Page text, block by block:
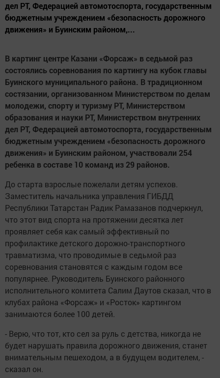
дел РТ, Федерацией автомотоспорта, государственным
бюджетным учреждением «безопасность дорожного
движения» и Буинским районом,...
В картинг центре Казани «Форсаж» в седьмой раз
состоялись соревнования по картингу на кубок главы
Буинского муниципального района. В традиционном
состязании, организованном Министерством по делам
молодежи, спорту и туризму РТ, Министерством
образования и науки РТ, Министерством внутренних
дел РТ, Федерацией автомотоспорта, государственным
бюджетным учреждением «безопасность дорожного
движения» и Буинским районом, участвовали 254
ребенка в составе 10 команд из 29 районов.
До старта взрослые пожелали детям успехов.
Заместитель начальника управления ГИБДД
Республики Татарстан Радик Рамазанов подчеркнул,
что этот вид спорта на протяжении десятка лет
проявляет себя как самый эффективный по
профилактике детского дорожно-транспортного
травматизма, что проводимые в седьмой раз
соревнования становятся с каждым годом все
популярнее. Руководитель Буинского районного
исполнительного комитета Салим Даутов сказал, что в
клубах района «Форсаж» и «Росток» картингом
занимаются более 100 детей.
- Верю, что тот, кто сел за руль с детства, никогда не
будет нарушать правила дорожного движения, станет
внимательным пешеходом, а в будущем водителем, -
сказал он.